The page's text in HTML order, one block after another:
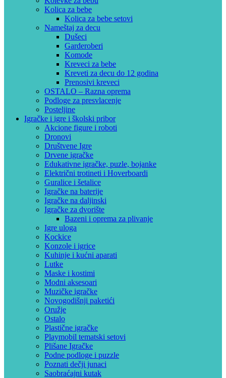
Kolica za bebe
Kolica za bebe setovi
Nameštaj za decu
Dušeci
Garderoberi
Komode
Kreveci za bebe
Kreveti za decu do 12 godina
Prenosivi kreveci
OSTALO – Razna oprema
Podloge za presvlacenje
Posteljine
Igračke i igre i školski pribor
Akcione figure i roboti
Dronovi
Društvene Igre
Drvene igračke
Edukativne igračke, puzle, bojanke
Električni trotineti i Hoverboardi
Guralice i šetalice
Igračke na baterije
Igračke na daljinski
‎Igračke za dvorište
Bazeni i oprema za plivanje
Igre uloga
Kockice
Konzole i igrice
Kuhinje i kućni aparati
Lutke
Maske i kostimi
Modni aksesoari
Muzičke igračke
Novogodišnji paketići
Oružje
Ostalo
Plastične igračke
Playmobil tematski setovi
Plišane Igračke
Podne podloge i puzzle
Poznati dečji junaci
Saobraćajni kutak